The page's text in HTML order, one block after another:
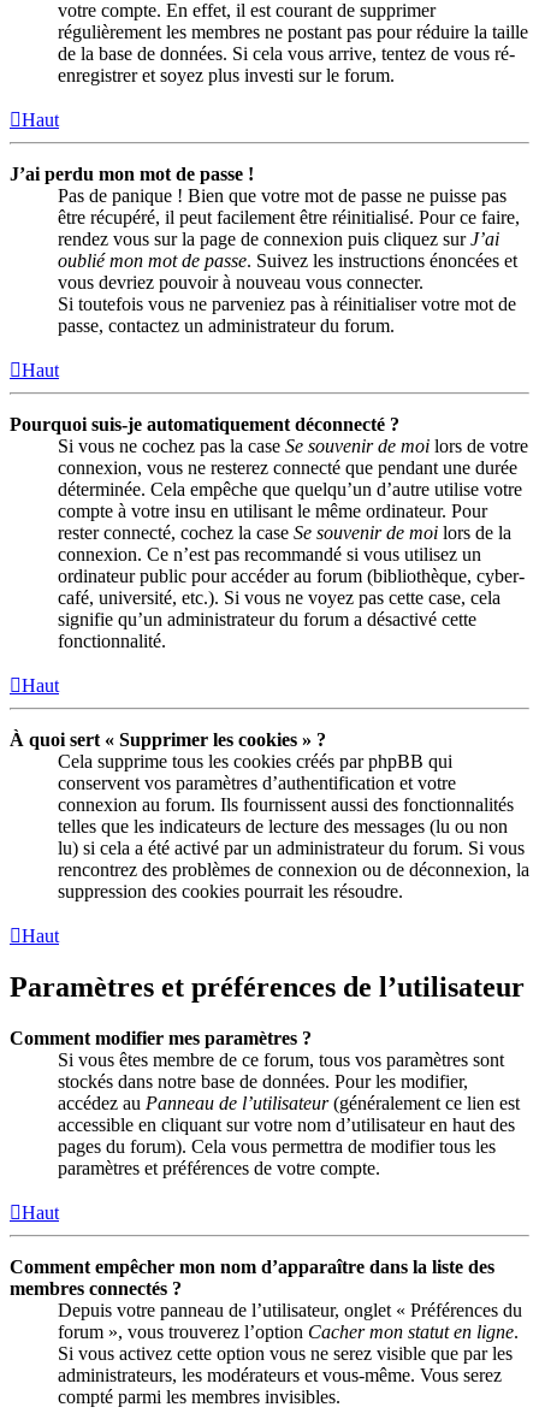
votre compte. En effet, il est courant de supprimer
régulièrement les membres ne postant pas pour réduire la taille
de la base de données. Si cela vous arrive, tentez de vous ré-
enregistrer et soyez plus investi sur le forum.
Haut
J’ai perdu mon mot de passe !
Pas de panique ! Bien que votre mot de passe ne puisse pas
être récupéré, il peut facilement être réinitialisé. Pour ce faire,
rendez vous sur la page de connexion puis cliquez surJ’ai
oublié mon mot de passe. Suivez les instructions énoncées et
vous devriez pouvoir à nouveau vous connecter.
Si toutefois vous ne parveniez pas à réinitialiser votre mot de
passe, contactez un administrateur du forum.
Haut
Pourquoi suis-je automatiquement déconnecté ?
Si vous ne cochez pas la case Se souvenir de moi lors de votre
connexion, vous ne resterez connecté que pendant une durée
déterminée. Cela empêche que quelqu’un d’autre utilise votre
compte à votre insu en utilisant le même ordinateur. Pour
rester connecté, cochez la case Se souvenir de moi lors de la
connexion. Ce n’est pas recommandé si vous utilisez un
ordinateur public pour accéder au forum (bibliothèque, cyber-
café, université, etc.). Si vous ne voyez pas cette case, cela
signifie qu’un administrateur du forum a désactivé cette
fonctionnalité.
Haut
À quoi sert « Supprimer les cookies » ?
Cela supprime tous les cookies créés par phpBB qui
conservent vos paramètres d’authentification et votre
connexion au forum. Ils fournissent aussi des fonctionnalités
telles que les indicateurs de lecture des messages (lu ou non
lu) si cela a été activé par un administrateur du forum. Si vous
rencontrez des problèmes de connexion ou de déconnexion, la
suppression des cookies pourrait les résoudre.
Haut
Paramètres et préférences de l’utilisateur
Comment modifier mes paramètres ?
Si vous êtes membre de ce forum, tous vos paramètres sont
stockés dans notre base de données. Pour les modifier,
accédez au Panneau de l’utilisateur(généralement ce lien est
accessible en cliquant sur votre nom d’utilisateur en haut des
pages du forum). Cela vous permettra de modifier tous les
paramètres et préférences de votre compte.
Haut
Comment empêcher mon nom d’apparaître dans la liste des
membres connectés ?
Depuis votre panneau de l’utilisateur, onglet « Préférences du
forum », vous trouverez l’option Cacher mon statut en ligne.
Si vous activez cette option vous ne serez visible que par les
administrateurs, les modérateurs et vous-même. Vous serez
compté parmi les membres invisibles.